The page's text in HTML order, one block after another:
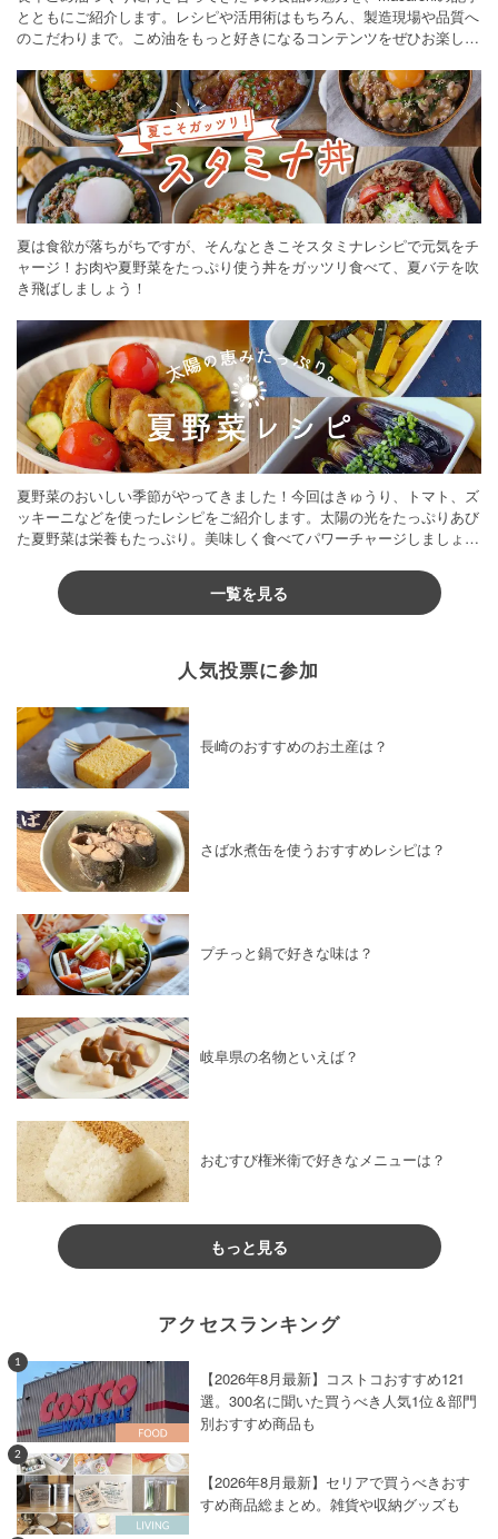
とともにご紹介します。レシピや活用術はもちろん、製造現場や品質へ
のこだわりまで。こめ油をもっと好きになるコンテンツをぜひお楽しみ
夏は食欲が落ちがちですが、そんなときこそスタミナレシピで元気をチ
ャージ！お肉や夏野菜をたっぷり使う丼をガッツリ食べて、夏バテを吹
き飛ばしましょう！
夏野菜のおいしい季節がやってきました！今回はきゅうり、トマト、ズ
ッキーニなどを使ったレシピをご紹介します。太陽の光をたっぷりあび
た夏野菜は栄養もたっぷり。美味しく食べてパワーチャージしましょう
一覧を見る
人気投票に参加
長崎のおすすめのお土産は？
さば水煮缶を使うおすすめレシピは？
プチっと鍋で好きな味は？
岐阜県の名物といえば？
おむすび権米衛で好きなメニューは？
もっと見る
アクセスランキング
1
【2026年8月最新】コストコおすすめ121
選。300名に聞いた買うべき人気1位＆部門
別おすすめ商品も
2
【2026年8月最新】セリアで買うべきおす
すめ商品総まとめ。雑貨や収納グッズも